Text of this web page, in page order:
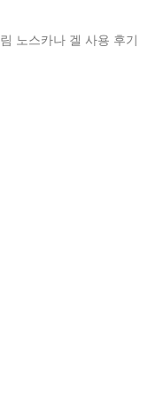
노스카나 겔 사용 후기